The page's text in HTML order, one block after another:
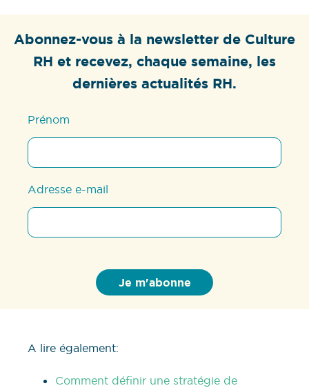
Abonnez-vous à la newsletter de Culture
RH et recevez, chaque semaine, les
dernières actualités RH.
Prénom
Adresse e-mail
A lire également:
Comment définir une stratégie de